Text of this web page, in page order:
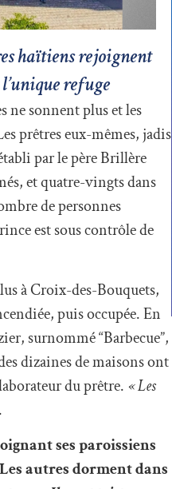
haïtiens rejoignent
refuge
ne sonnent plus et les
prêtres eux-mêmes, jadis
par le père Brillère
et quatre-vingts dans
de personnes
est sous contrôle de
à Croix-des-Bouquets,
puis occupée. En
surnommé “Barbecue”,
dizaines de maisons ont
du prêtre. « Les
ses paroissiens
autres dorment dans